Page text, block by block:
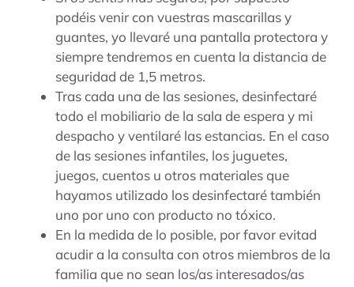
podéis venir con vuestras mascarillas y
guantes, yo llevaré una pantalla protectora y
siempre tendremos en cuenta la distancia de
seguridad de 1,5 metros.
Tras cada una de las sesiones, desinfectaré
todo el mobiliario de la sala de espera y mi
despacho y ventilaré las estancias. En el caso
de las sesiones infantiles, los juguetes,
juegos, cuentos u otros materiales que
hayamos utilizado los desinfectaré también
uno por uno con producto no tóxico.
En la medida de lo posible, por favor evitad
acudir a la consulta con otros miembros de la
familia que no sean los/as interesados/as